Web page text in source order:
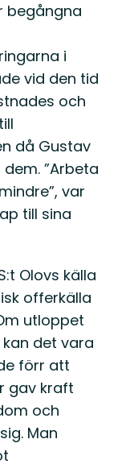
begångna
i
vid den tid
och
då Gustav
”Arbeta
var
till sina
Olovs källa
offerkälla
utloppet
det vara
förr att
gav kraft
och
Man